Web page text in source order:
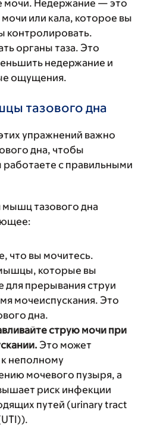
мочи. Недержание — это
или кала, которое вы
контролировать.
органы таза. Это
недержание и
ощущения.
тазового дна
упражнений важно
дна, чтобы
работаете с правильными
тазового дна
что вы мочитесь.
которые вы
для прерывания струи
мочеиспускания. Это
дна.
струю мочи при
Это может
неполному
мочевого пузыря, а
риск инфекции
путей (urinary tract